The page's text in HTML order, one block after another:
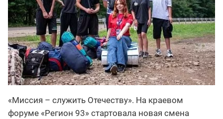
«Миссия – служить Отечеству». На краевом
форуме «Регион 93» стартовала новая смена